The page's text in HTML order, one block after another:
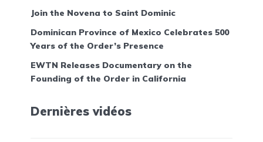
Join the Novena to Saint Dominic
Dominican Province of Mexico Celebrates 500
Years of the Order’s Presence
EWTN Releases Documentary on the
Founding of the Order in California
Dernières vidéos